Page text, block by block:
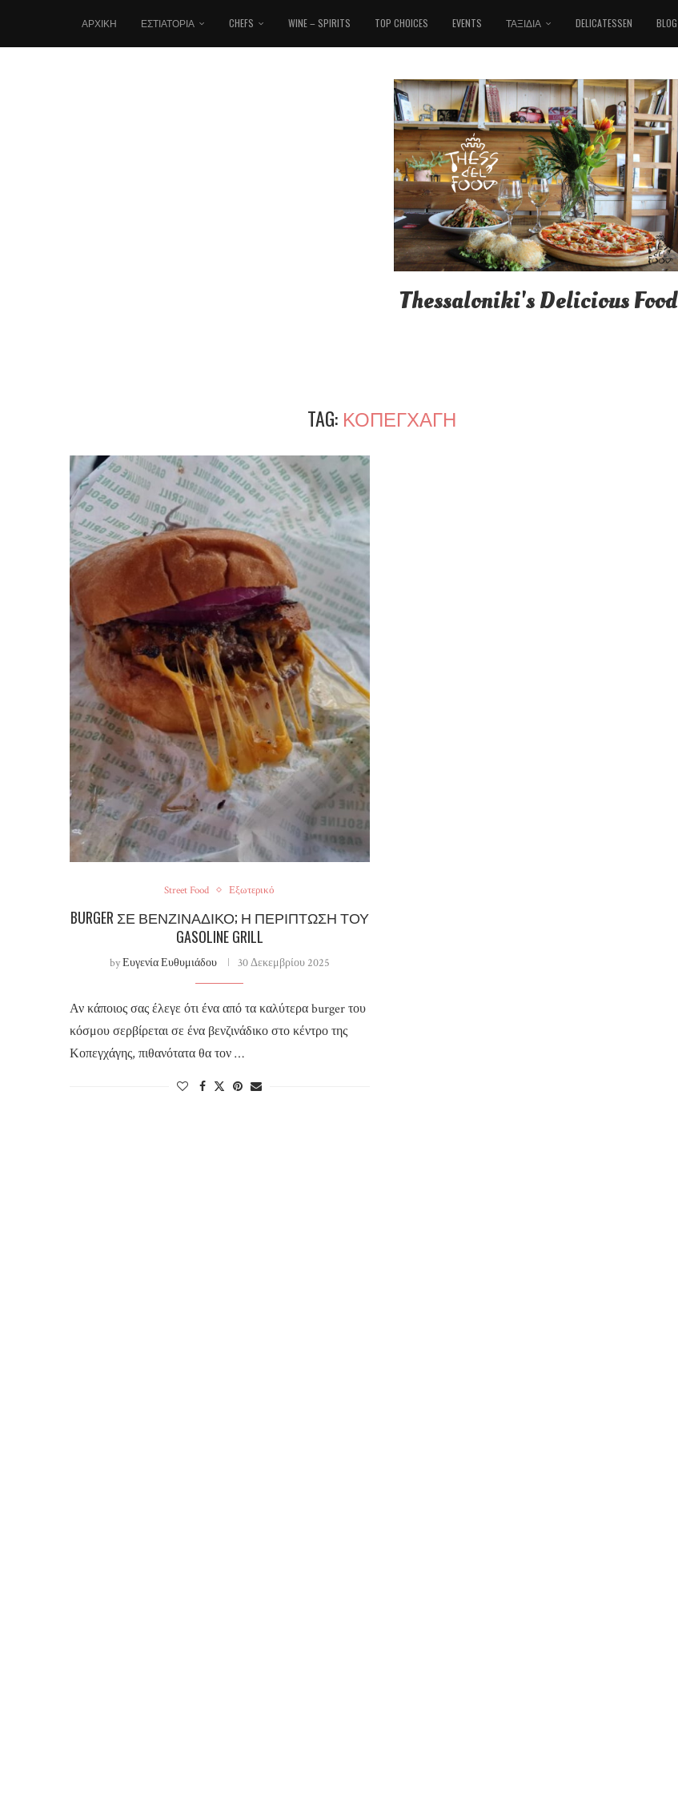
ΑΡΧΙΚΉ ΕΣΤΙΑΤΌΡΙΑ CHEFS WINE – SPIRITS TOP CHOICES EVENTS ΤΑΞΊΔΙΑ DELICATESSEN BLOG
Thessaloniki's Delicious Food
TAG: ΚΟΠΕΓΧΑΓΗ
Street Food Εξωτερικό
BURGER ΣΕ ΒΕΝΖΙΝΆΔΙΚΟ; Η ΠΕΡΊΠΤΩΣΗ ΤΟΥ
GASOLINE GRILL
byΕυγενία Ευθυμιάδου 30 Δεκεμβρίου 2025
Αν κάποιος σας έλεγε ότι ένα από τα καλύτερα burger του
κόσμου σερβίρεται σε ένα βενζινάδικο στο κέντρο της
Κοπεγχάγης, πιθανότατα θα τον …